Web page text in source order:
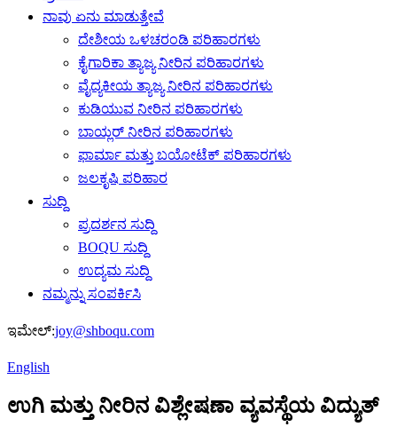
ನಾವು ಏನು ಮಾಡುತ್ತೇವೆ
ದೇಶೀಯ ಒಳಚರಂಡಿ ಪರಿಹಾರಗಳು
ಕೈಗಾರಿಕಾ ತ್ಯಾಜ್ಯ ನೀರಿನ ಪರಿಹಾರಗಳು
ವೈದ್ಯಕೀಯ ತ್ಯಾಜ್ಯ ನೀರಿನ ಪರಿಹಾರಗಳು
ಕುಡಿಯುವ ನೀರಿನ ಪರಿಹಾರಗಳು
ಬಾಯ್ಲರ್ ನೀರಿನ ಪರಿಹಾರಗಳು
ಫಾರ್ಮಾ ಮತ್ತು ಬಯೋಟೆಕ್ ಪರಿಹಾರಗಳು
ಜಲಕೃಷಿ ಪರಿಹಾರ
ಸುದ್ದಿ
ಪ್ರದರ್ಶನ ಸುದ್ದಿ
BOQU ಸುದ್ದಿ
ಉದ್ಯಮ ಸುದ್ದಿ
ನಮ್ಮನ್ನು ಸಂಪರ್ಕಿಸಿ
ಇಮೇಲ್:joy@shboqu.com
English
ಉಗಿ ಮತ್ತು ನೀರಿನ ವಿಶ್ಲೇಷಣಾ ವ್ಯವಸ್ಥೆಯ ವಿದ್ಯುತ್